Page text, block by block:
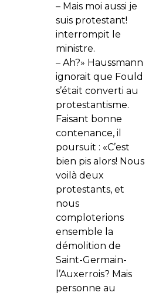
– Mais moi aussi je
suis protestant!
interrompit le
ministre.
– Ah?» Haussmann
ignorait que Fould
s’était converti au
protestantisme.
Faisant bonne
contenance, il
poursuit : «C’est
bien pis alors! Nous
voilà deux
protestants, et
nous
comploterions
ensemble la
démolition de
Saint-Germain-
l’Auxerrois? Mais
personne au